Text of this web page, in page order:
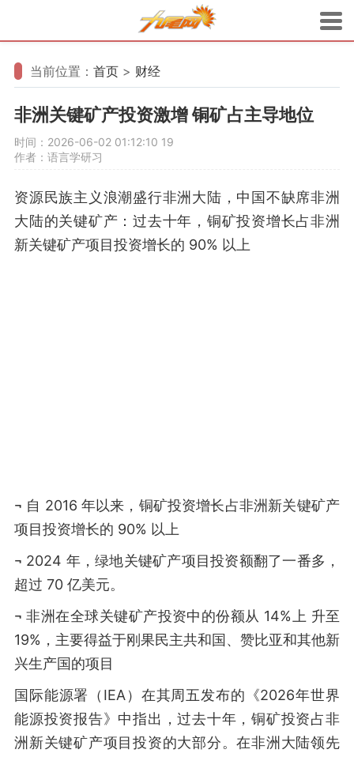
当前位置： 首页 > 财经
非洲关键矿产投资激增 铜矿占主导地位
时间：2026-06-02 01:12:10 19
作者：语言学研习
资源民族主义浪潮盛行非洲大陆，中国不缺席非洲
大陆的关键矿产：过去十年，铜矿投资增长占非洲
新关键矿产项目投资增长的 90% 以上
¬ 自 2016 年以来，铜矿投资增长占非洲新关键矿产
项目投资增长的 90% 以上
¬ 2024 年，绿地关键矿产项目投资额翻了一番多，
超过 70 亿美元。
¬ 非洲在全球关键矿产投资中的份额从 14%上 升至
19%，主要得益于刚果民主共和国、赞比亚和其他新
兴生产国的项目
国际能源署（IEA）在其周五发布的《2026年世界
能源投资报告》中指出，过去十年，铜矿投资占非
洲新关键矿产项目投资的大部分。在非洲大陆领先